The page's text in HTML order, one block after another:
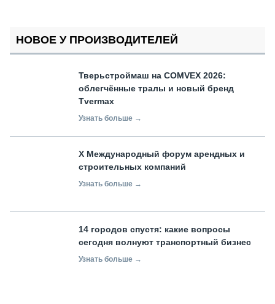
НОВОЕ У ПРОИЗВОДИТЕЛЕЙ
Тверьстроймаш на COMVEX 2026:
облегчённые тралы и новый бренд
Tvermax
Узнать больше →
X Международный форум арендных и
строительных компаний
Узнать больше →
14 городов спустя: какие вопросы
сегодня волнуют транспортный бизнес
Узнать больше →